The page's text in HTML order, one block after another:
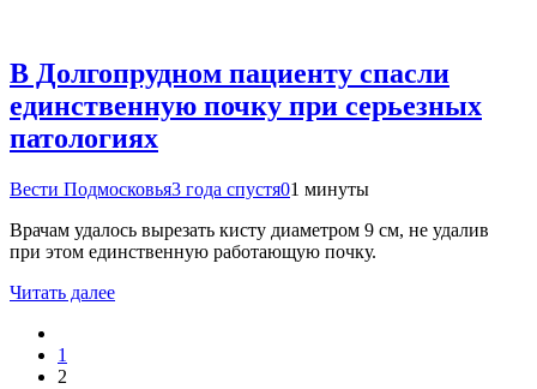
В Долгопрудном пациенту спасли
единственную почку при серьезных
патологиях
Вести Подмосковья3 года спустя01 минуты
Врачам удалось вырезать кисту диаметром 9 см, не удалив
при этом единственную работающую почку.
Читать далее
1
2